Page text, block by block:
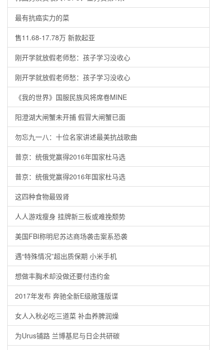
最有抗癌实力的菜
售11.68-17.78万 新款起亚
刚开学就放假老师愁：孩子学习没收心
刚开学就放假老师愁：孩子学习没收心
《我的世界》国服民族风将席卷MINE
阳澄湖大闸蟹未开捕 假冒大闸蟹已面
勿忘九一八：十位名家讲述最美抗战歌曲
普京：统俄党赢得2016年国家杜马选
普京：统俄党赢得2016年国家杜马选
这四种食物最毁肾
人人游戏瘦身 挂牌新三板或难挽颓势
美国FBI称明尼苏达商场袭击案系恐袭
遇“特殊情况”超出质保期 小米手机
想做丰胸术却没做还要付违约金
2017年发布 奔驰全新E级敞篷版谍
女人入秋必吃三道菜 补血养脾润燥
为Urus铺路 兰博基尼与日企共研碳